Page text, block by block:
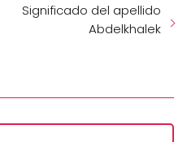
Significado del apellido
Abdelkhalek